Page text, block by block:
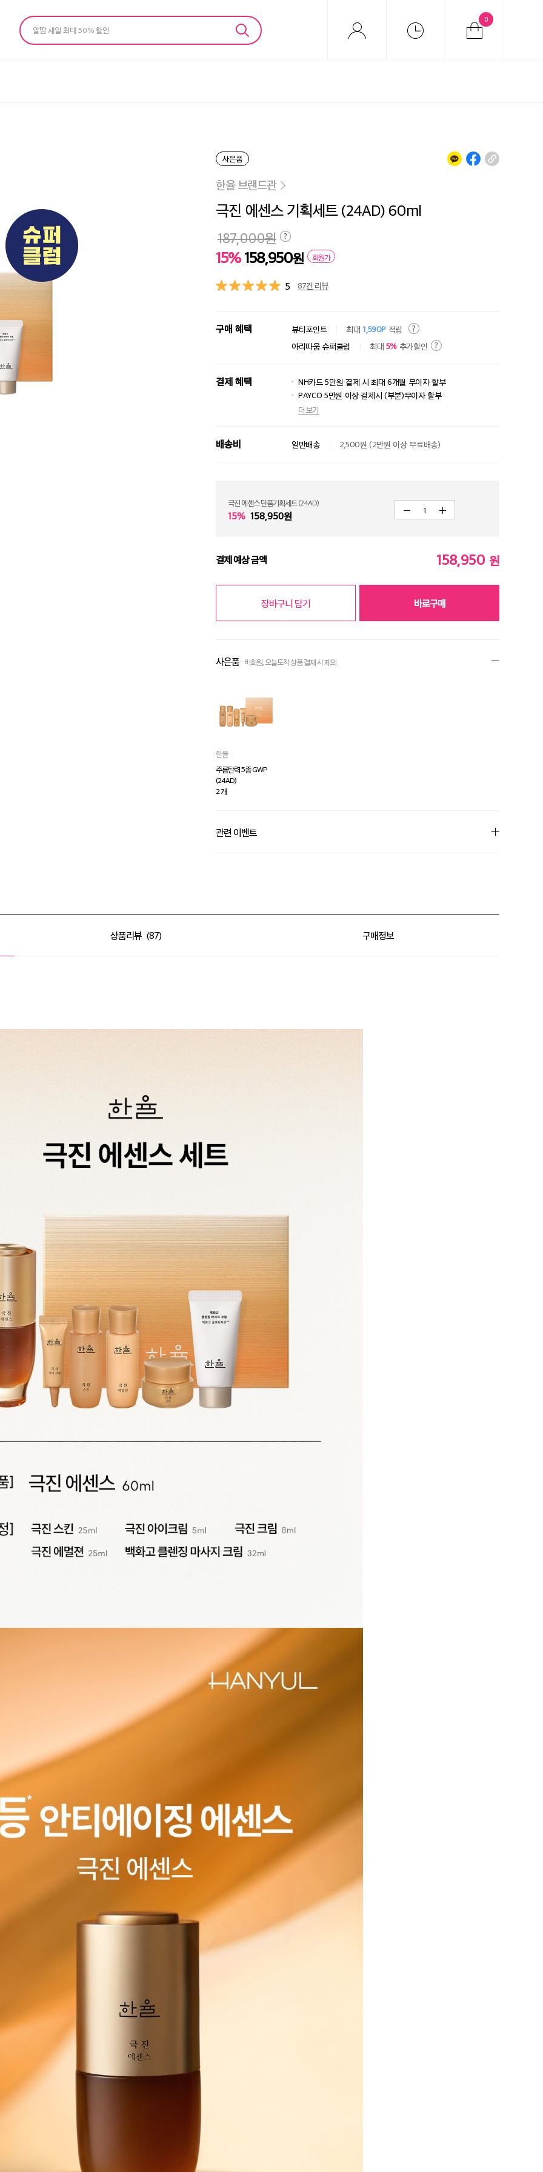
알땀 세일 최대 50% 할인
0
사은품
한율 브랜드관
극진 에센스 기획세트 (24AD) 60ml
15% 158,950원 회원가
187,000원
5 87건 리뷰
구매 혜택 뷰티포인트 최대 1,590P 적립
아리따움 슈퍼클럽
최대 5% 추가할인
결제 혜택
NH카드 5만원 결제 시 최대 6개월 무이자 할부
PAYCO 5만원 이상 결제시 (부분)무이자 할부
더보기
배송비 일반배송 2,500원 (2만원 이상 무료배송)
극진 에센스 단품기획세트 (24AD)
15% 158,950원 1
결제 예상 금액 158,950 원
장바구니 담기 바로구매
사은품 비회원, 오늘도착 상품 결제시 제외
한율
주름탄력 5종 GWP
(24AD)
2 개
관련 이벤트
상품리뷰 87 구매정보